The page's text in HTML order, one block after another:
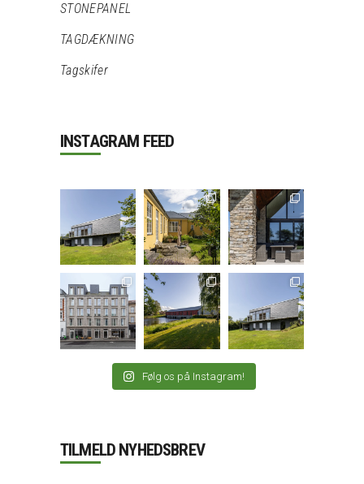
STONEPANEL
TAGDÆKNING
Tagskifer
INSTAGRAM FEED
Følg os på Instagram!
TILMELD NYHEDSBREV